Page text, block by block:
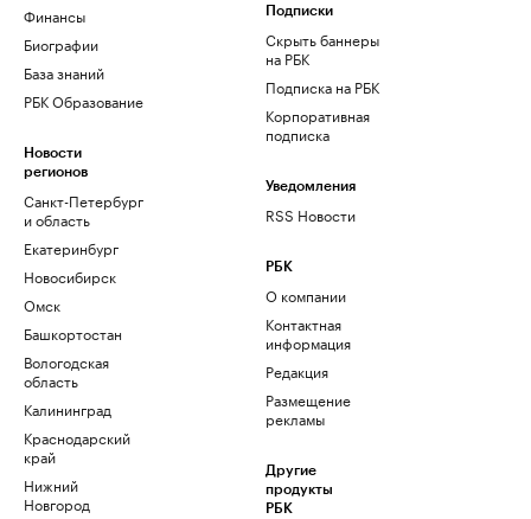
Финансы
Биографии
База знаний
РБК Образование
Новости
регионов
Санкт-Петербург
и область
Екатеринбург
Новосибирск
Омск
Башкортостан
Вологодская
область
Калининград
Краснодарский
край
Нижний
Новгород
Подписки
Скрыть баннеры
на РБК
Подписка на РБК
Корпоративная
подписка
Уведомления
RSS Новости
РБК
О компании
Контактная
информация
Редакция
Размещение
рекламы
Другие
продукты
РБК